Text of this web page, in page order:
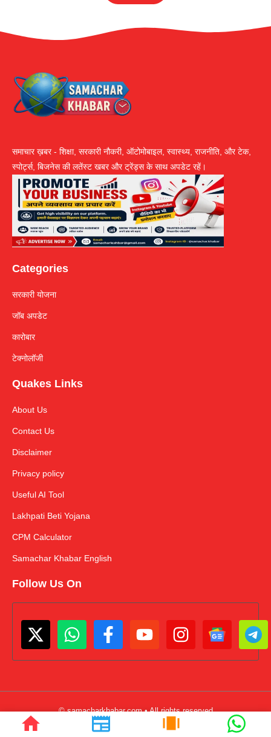
समाचार ख़बर - शिक्षा, सरकारी नौकरी, ऑटोमोबाइल, स्वास्थ्य, राजनीति, और टेक,
स्पोर्ट्स, बिजनेस की लतेंस्ट खबर और ट्रेंड्स के साथ अपडेट रहें।
Categories
सरकारी योजना
जॉब अपडेट
कारोबार
टेक्नोलॉजी
Quakes Links
About Us
Contact Us
Disclaimer
Privacy policy
Useful AI Tool
Lakhpati Beti Yojana
CPM Calculator
Samachar Khabar English
Follow Us On
© samacharkhabar.com • All rights reserved